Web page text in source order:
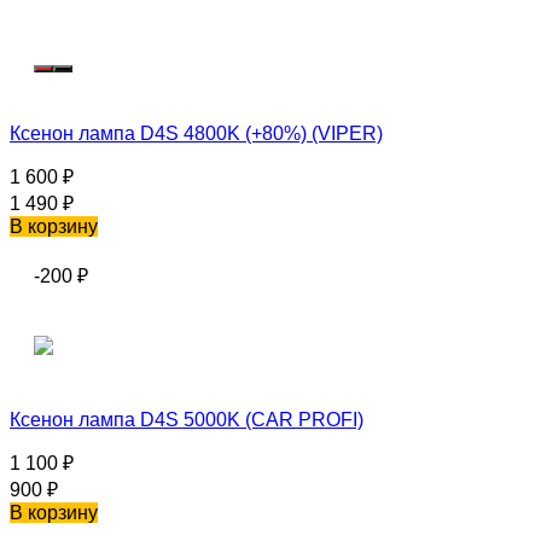
Ксенон лампа D4S 4800K (+80%) (VIPER)
1 600 ₽
1 490 ₽
В корзину
-200 ₽
Ксенон лампа D4S 5000K (CAR PROFI)
1 100 ₽
900 ₽
В корзину